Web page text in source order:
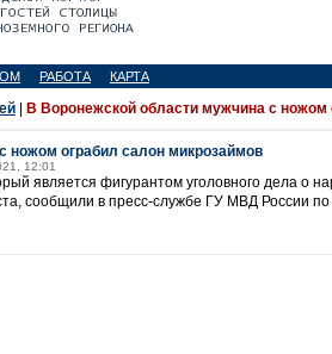
РАБОТА КАРТА
В Воронежской области мужчина с ножом
ножом ограбил салон микрозаймов
12:01
является фигурантом уголовного дела о
сообщили в пресс-службе ГУ МВД России